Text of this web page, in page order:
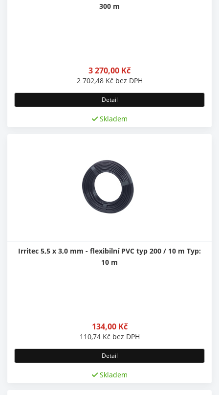
300 m
3 270,00 Kč
2 702,48 Kč bez DPH
Detail
Skladem
Irritec 5,5 x 3,0 mm - flexibilní PVC typ 200 / 10 m Typ:
10 m
134,00 Kč
110,74 Kč bez DPH
Detail
Skladem